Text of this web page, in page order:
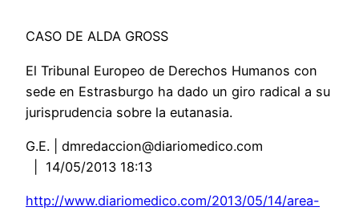
CASO DE ALDA GROSS
El Tribunal Europeo de Derechos Humanos con
sede en Estrasburgo ha dado un giro radical a su
jurisprudencia sobre la eutanasia.
G.E. | dmredaccion@diariomedico.com
| 14/05/2013 18:13
http://www.diariomedico.com/2013/05/14/area-